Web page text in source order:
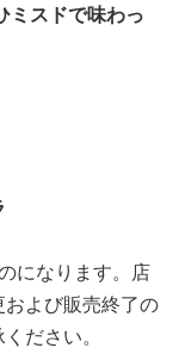
ミスドで味わっ
になります。店
よび販売終了の
ださい。